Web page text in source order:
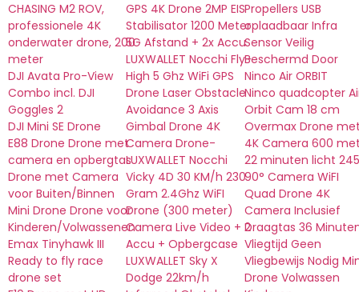
CHASING M2 ROV,
professionele 4K
onderwater drone, 200
meter
DJI Avata Pro-View
Combo incl. DJI
Goggles 2
DJI Mini SE Drone
E88 Drone Drone met
camera en opbergtas
Drone met Camera
voor Buiten/Binnen
Mini Drone Drone voor
Kinderen/Volwassenen
Emax Tinyhawk III
Ready to fly race
drone set
GPS 4K Drone 2MP EIS
Stabilisator 1200 Meter
5G Afstand + 2x Accu
LUXWALLET Nocchi Fly-
High 5 Ghz WiFi GPS
Drone Laser Obstacle
Avoidance 3 Axis
Gimbal Drone 4K
Camera Drone-
LUXWALLET Nocchi
Vicky 4D 30 KM/h 230
Gram 2.4Ghz WiFI
Drone (300 meter)
Camera Live Video + 2
Accu + Opbergcase
LUXWALLET Sky X
Dodge 22km/h
Propellers USB
oplaadbaar Infra
Sensor Veilig
Beschermd Door
Ninco Air ORBIT
Ninco quadcopter
Orbit Cam 18 cm
Overmax Drone
4K Camera 600
22 minuten licht
90° Camera WiFI
Quad Drone 4K
Camera Inclusief
Draagtas 36
Vliegtijd Geen
Vliegbewijs Nodig
Drone Volwassen